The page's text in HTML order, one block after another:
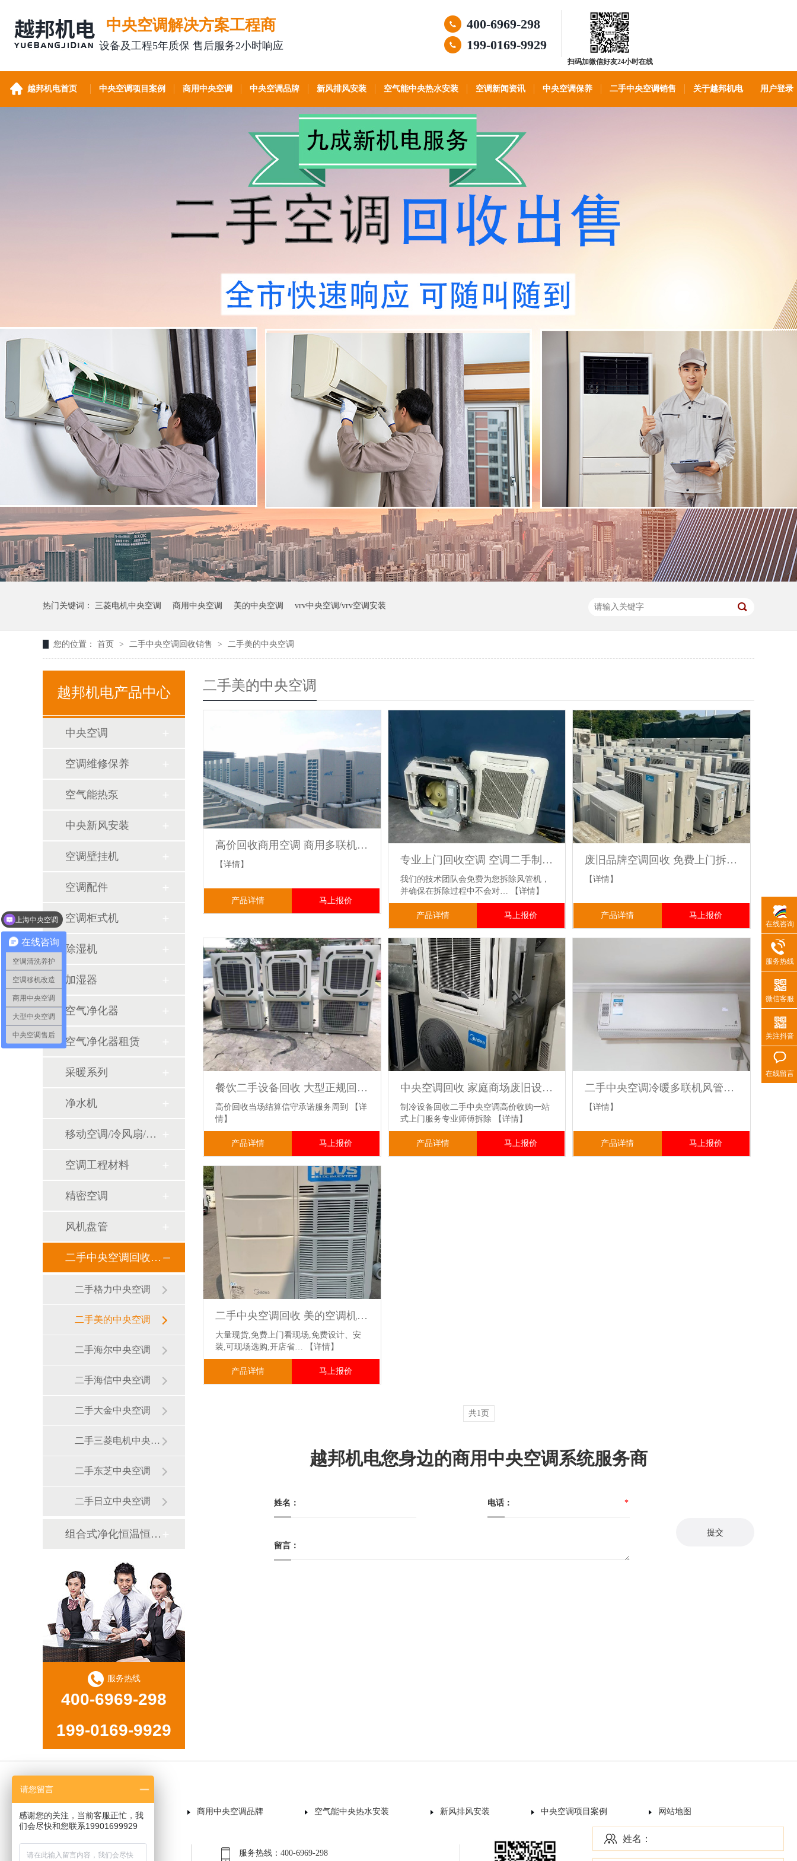
中央空调解决方案工程商
设备及工程5年质保 售后服务2小时响应
400-6969-298
199-0169-9929
扫码加微信好友24小时在线
越邦机电首页 中央空调项目案例 商用中央空调 中央空调品牌 新风排风安装 空气能中央热水安装 空调新闻资讯 中央空调保养 二手中央空调销售 关于越邦机电 用户登录
热门关键词： 三菱电机中央空调 商用中央空调 美的中央空调 vrv中央空调/vrv空调安装
您的位置： 首页 > 二手中央空调回收销售 > 二手美的中央空调
越邦机电产品中心
中央空调
空调维修保养
空气能热泵
中央新风安装
空调壁挂机
空调配件
空调柜式机
除湿机
加湿器
空气净化器
空气净化器租赁
采暖系列
净水机
移动空调/冷风扇/风幕机
空调工程材料
精密空调
风机盘管
二手中央空调回收销售
二手格力中央空调
二手美的中央空调
二手海尔中央空调
二手海信中央空调
二手大金中央空调
二手三菱电机中央空调
二手东芝中央空调
二手日立中央空调
组合式净化恒温恒湿机
服务热线
400-6969-298
199-0169-9929
二手美的中央空调
高价回收商用空调 商用多联机中央空调回收 服务全面合作共赢
【详情】
产品详情 马上报价
专业上门回收空调 空调二手制冷设备技术成熟 安全拆除经验丰富
我们的技术团队会免费为您拆除风管机，
并确保在拆除过程中不会对…
【详情】
产品详情 马上报价
废旧品牌空调回收 免费上门拆除二手旧家电 免费评估预算设计安装
【详情】
产品详情 马上报价
餐饮二手设备回收 大型正规回收公司现场结算 资金雄厚
高价回收当场结算信守承诺服务周到
【详
情】
产品详情 马上报价
中央空调回收 家庭商场废旧设备上门服务 专业收购二手家电设备
制冷设备回收二手中央空调高价收购一站
式上门服务专业师傅拆除
【详情】
产品详情 马上报价
二手中央空调冷暖多联机风管机1匹1.5匹2匹3匹吸顶机出售回收
【详情】
产品详情 马上报价
二手中央空调回收 美的空调机组 免费估价方便快捷
大量现货,免费上门看现场,免费设计、安
装,可现场选购,开店省…
【详情】
产品详情 马上报价
共1页
越邦机电您身边的商用中央空调系统服务商
姓名： 电话： *
留言：
首页 商用中央空调品牌 空气能中央热水安装 新风排风安装 中央空调项目案例 网站地图
服务热线：400-6969-298
姓名：
在线咨询
服务热线
微信客服
关注抖音
在线留言
在线咨询
空调清洗养护
空调移机改造
商用中央空调
大型中央空调
中央空调售后
上海中央空调
中央空调工程设计
请您留言
感谢您的关注，当前客服正忙，我
们会尽快和您联系19901699929